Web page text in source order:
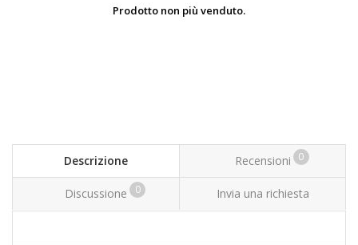
Prodotto non più venduto.
Descrizione Recensioni 0
Discussione 0 Invia una richiesta